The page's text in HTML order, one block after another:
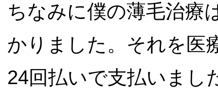
ちなみに僕の薄毛治療
かりました。それを医
24回払いで支払いまし